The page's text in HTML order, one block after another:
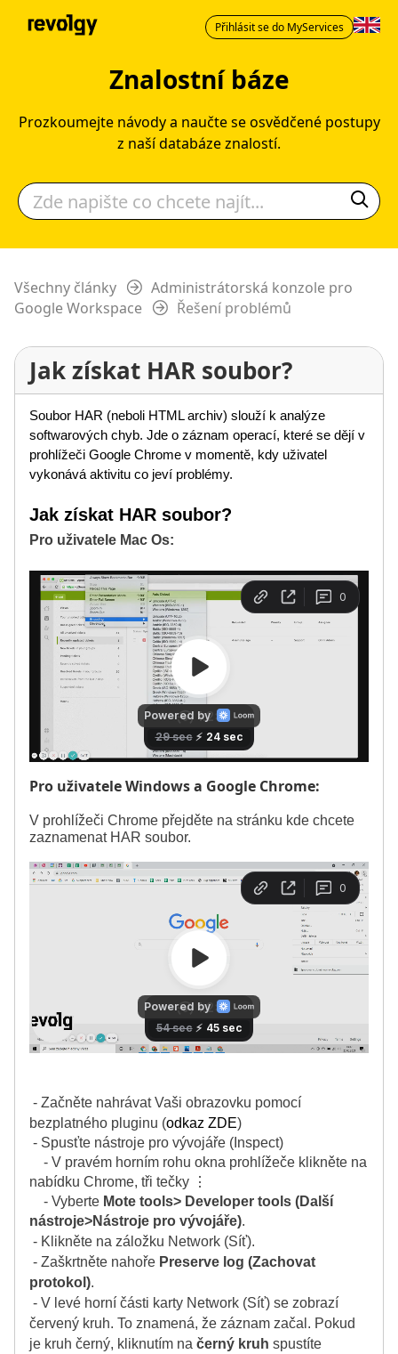
Přihlásit se do MyServices
Znalostní báze
Prozkoumejte návody a naučte se osvědčené postupy
z naší databáze znalostí.
Všechny články
Administrátorská konzole pro
Google Workspace
Řešení problémů
Jak získat HAR soubor?
Soubor HAR (neboli HTML archiv) slouží k analýze
softwarových chyb. Jde o záznam operací, které se dějí v
prohlížeči Google Chrome v momentě, kdy uživatel
vykonává aktivitu co jeví problémy.
Jak získat HAR soubor?
Pro uživatele Mac Os:
Pro uživatele Windows a Google Chrome:
V prohlížeči Chrome přejděte na stránku kde chcete
zaznamenat HAR soubor.
- Začněte nahrávat Vaši obrazovku pomocí
bezplatného pluginu (odkaz ZDE)
- Spusťte nástroje pro vývojáře (Inspect)
- V pravém horním rohu okna prohlížeče klikněte na
nabídku Chrome, tři tečky ⋮
- Vyberte Mote tools> Developer tools (Další
nástroje>Nástroje pro vývojáře).
- Klikněte na záložku Network (Síť).
- Zaškrtněte nahoře Preserve log (Zachovat
protokol).
- V levé horní části karty Network (Síť) se zobrazí
červený kruh. To znamená, že záznam začal. Pokud
je kruh černý, kliknutím na černý kruh spustíte